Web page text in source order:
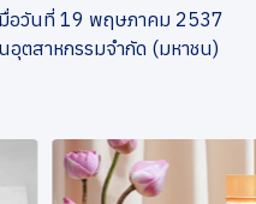
มื่อวันที่ 19 พฤษภาคม 2537
อุตสาหกรรมจำกัด (มหาชน)